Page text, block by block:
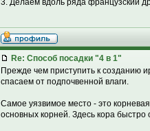
3. Делаем вдоль ряда французский
Re: Способ посадки "4 в 1"
Прежде чем приступить к созданию
спасаем от подпочвенной влаги.
Самое уязвимое место - это
основных корней. Здесь кора быстро